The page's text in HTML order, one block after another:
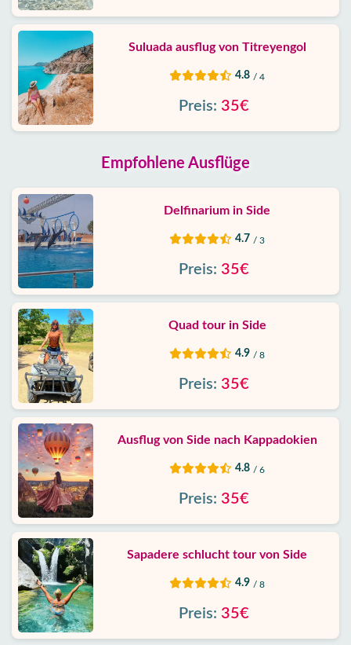
Suluada ausflug von Titreyengol
4.8 / 4
Preis: 35€
Empfohlene Ausflüge
Delfinarium in Side
4.7 / 3
Preis: 35€
Quad tour in Side
4.9 / 8
Preis: 35€
Ausflug von Side nach Kappadokien
4.8 / 6
Preis: 35€
Sapadere schlucht tour von Side
4.9 / 8
Preis: 35€